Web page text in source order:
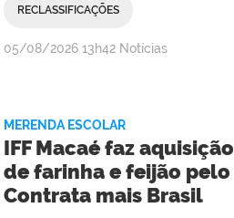
RECLASSIFICAÇÕES
por
Reitoria
publicado
05/08/2026 13h42 Notícias
MERENDA ESCOLAR
IFF Macaé faz aquisição
de farinha e feijão pelo
Contrata mais Brasil